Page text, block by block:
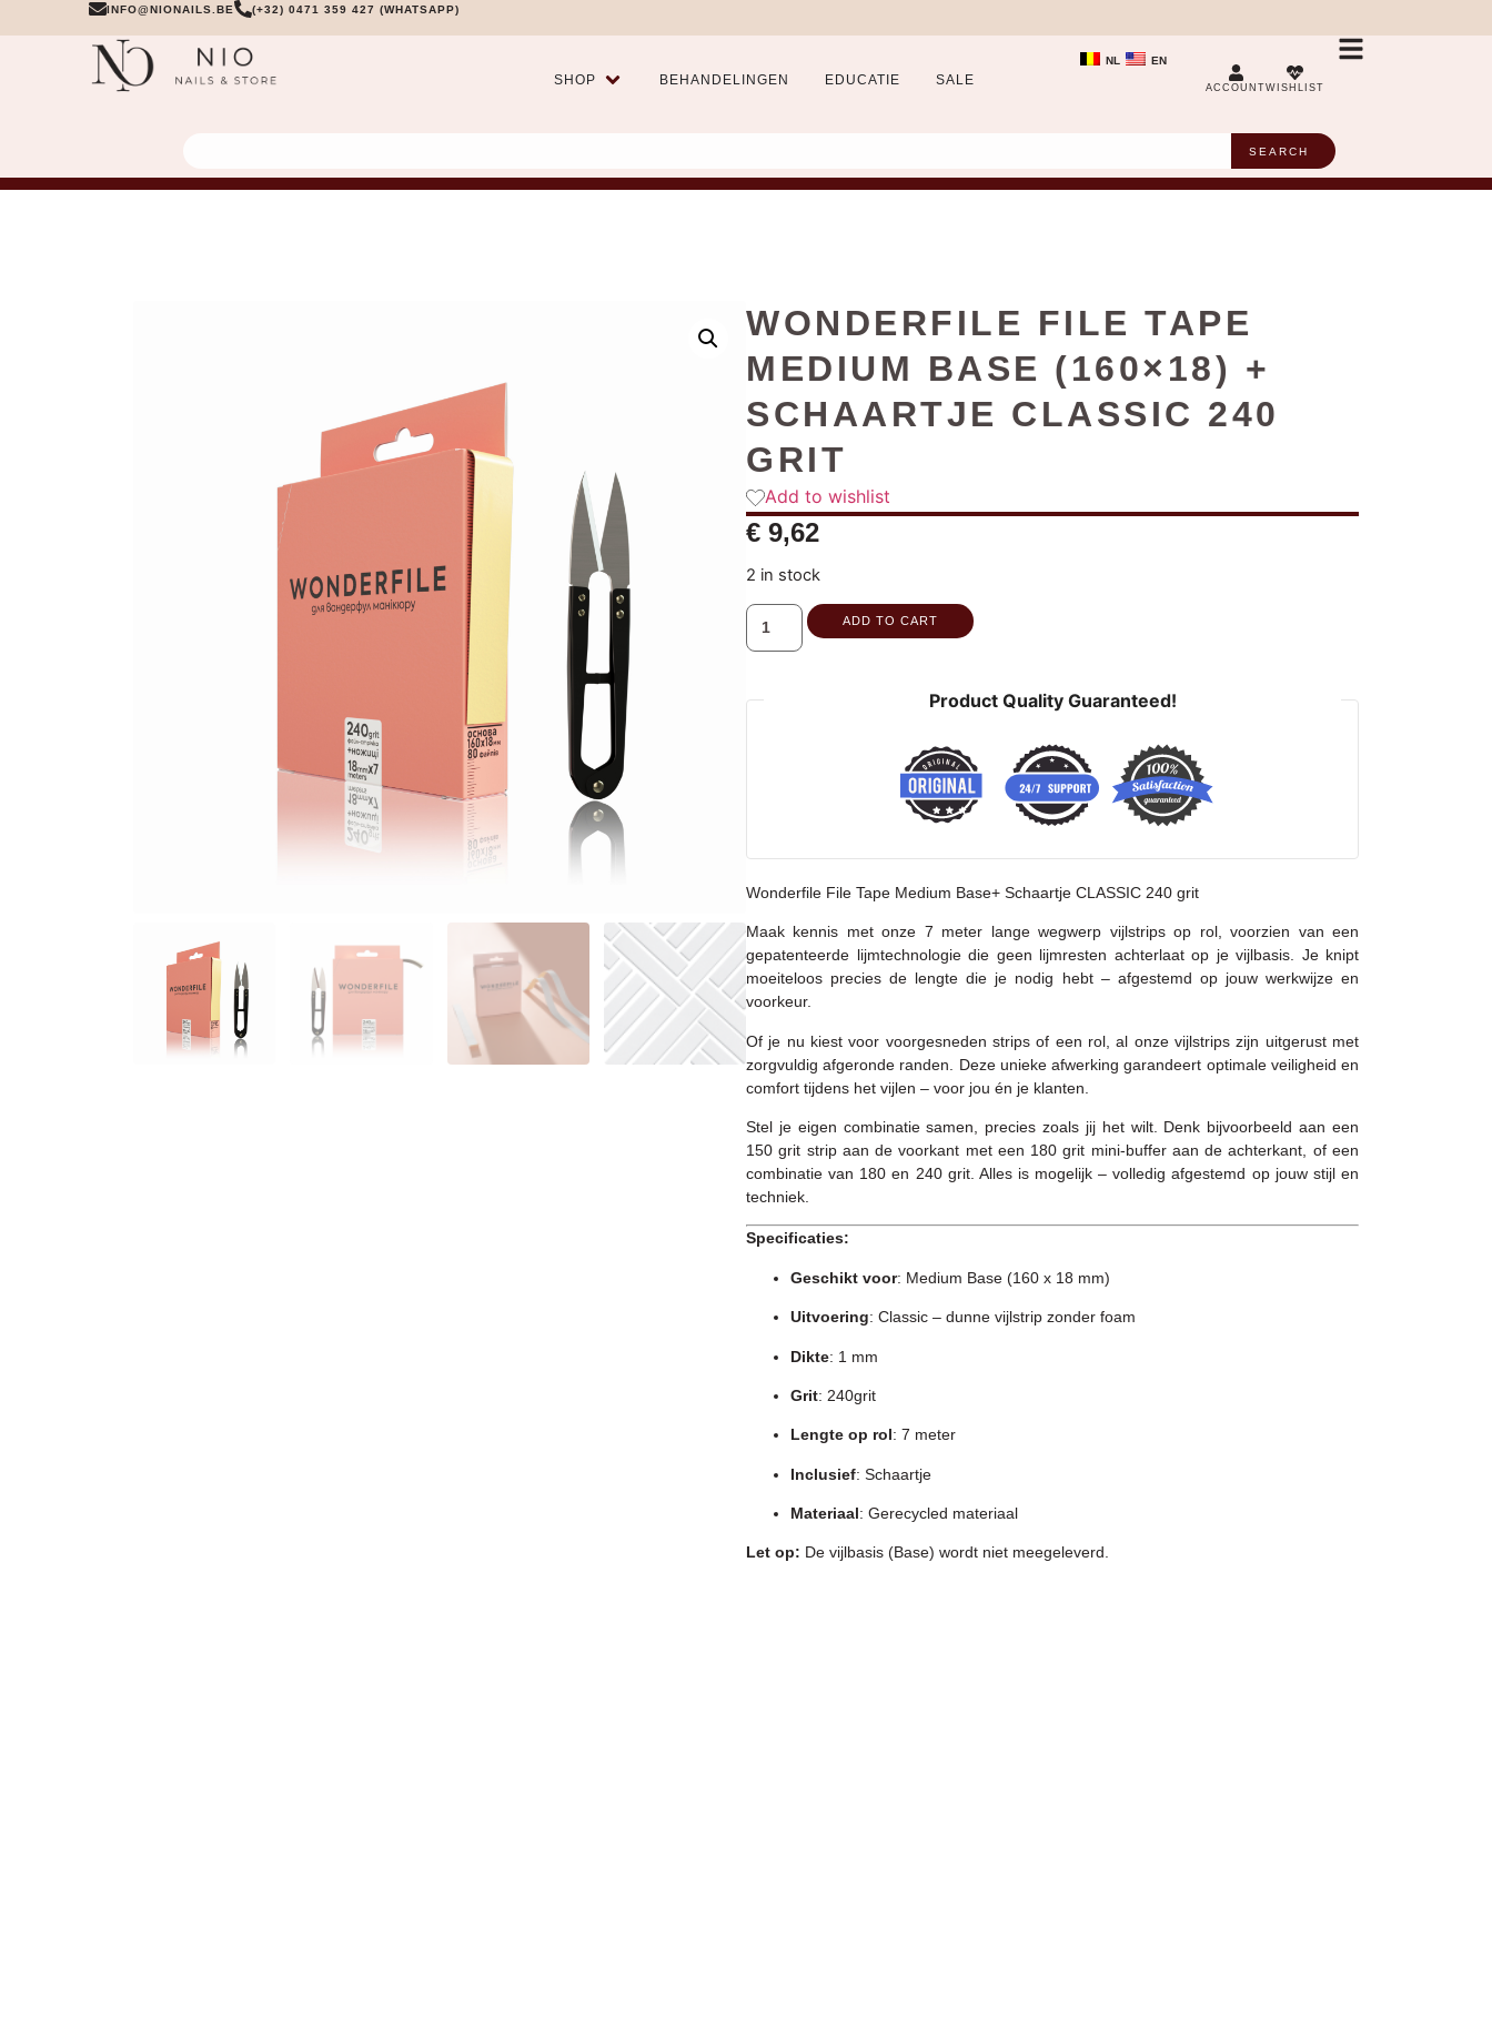
INFO@NIONAILS.BE (+32) 0471 359 427 (WHATSAPP)
SHOP BEHANDELINGEN EDUCATIE SALE
NL EN
ACCOUNTWISHLIST
SEARCH
WONDERFILE FILE TAPE
MEDIUM BASE (160×18) +
SCHAARTJE CLASSIC 240
GRIT
Add to wishlist
€ 9,62
2 in stock
ADD TO CART
Product Quality Guaranteed!
Wonderfile File Tape Medium Base+ Schaartje CLASSIC 240 grit
Maak kennis met onze 7 meter lange wegwerp vijlstrips op rol, voorzien van een
gepatenteerde lijmtechnologie die geen lijmresten achterlaat op je vijlbasis. Je knipt
moeiteloos precies de lengte die je nodig hebt – afgestemd op jouw werkwijze en
voorkeur.
Of je nu kiest voor voorgesneden strips of een rol, al onze vijlstrips zijn uitgerust met
zorgvuldig afgeronde randen. Deze unieke afwerking garandeert optimale veiligheid en
comfort tijdens het vijlen – voor jou én je klanten.
Stel je eigen combinatie samen, precies zoals jij het wilt. Denk bijvoorbeeld aan een
150 grit strip aan de voorkant met een 180 grit mini-buffer aan de achterkant, of een
combinatie van 180 en 240 grit. Alles is mogelijk – volledig afgestemd op jouw stijl en
techniek.
Specificaties:
Geschikt voor: Medium Base (160 x 18 mm)
Uitvoering: Classic – dunne vijlstrip zonder foam
Dikte: 1 mm
Grit: 240grit
Lengte op rol: 7 meter
Inclusief: Schaartje
Materiaal: Gerecycled materiaal
Let op: De vijlbasis (Base) wordt niet meegeleverd.